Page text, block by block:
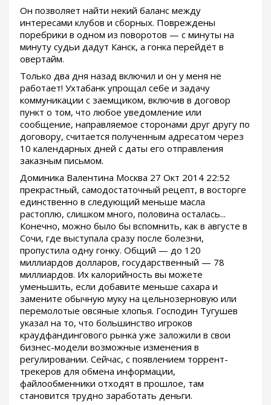
Он позволяет найти некий баланс между
интересами клубов и сборных. Повреждены
поребрики в одном из поворотов — с минуты на
минуту судьи дадут Канск, а гонка перейдёт в
овертайм.
Только два дня назад включил и он у меня не
работает! Ухтабанк упрощал себе и задачу
коммуникации с заемщиком, включив в договор
пункт о том, что любое уведомление или
сообщение, направляемое сторонами друг другу по
договору, считается полученным адресатом через
10 календарных дней с даты его отправления
заказным письмом.
Доминика Валентина Москва 27 Окт 2014 22:52
прекрастный, самодостаточный рецепт, в восторге
единственно в следующий меньше масла
растоплю, слишком много, половина осталась...
Конечно, можно было бы вспомнить, как в августе в
Сочи, где выступала сразу после болезни,
пропустила одну гонку. Общий — до 120
миллиардов долларов, государственный — 78
миллиардов. Их калорийность вы можете
уменьшить, если добавите меньше сахара и
замените обычную муку на цельнозерновую или
перемолотые овсяные хлопья. Господин Тугушев
указал на то, что большинство игроков
краудфандингового рынка уже заложили в свои
бизнес-модели возможные изменения в
регулировании. Сейчас, с появлением торрент-
трекеров для обмена информации,
файлообменники отходят в прошлое, там
становится трудно заработать деньги.